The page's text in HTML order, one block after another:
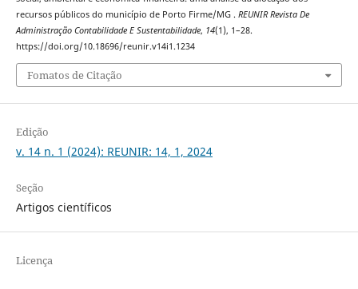
recursos públicos do município de Porto Firme/MG . REUNIR Revista De
Administração Contabilidade E Sustentabilidade, 14(1), 1–28.
https://doi.org/10.18696/reunir.v14i1.1234
Fomatos de Citação
Edição
v. 14 n. 1 (2024): REUNIR: 14, 1, 2024
Seção
Artigos científicos
Licença